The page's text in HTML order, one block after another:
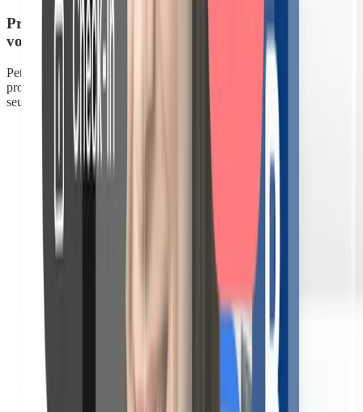
Proposez des services en plus à vos voyageurs depuis
votre livret d'accueil
Petit-déjeuner, location de vélos, ménage en cours de séjour,
proposez des services additionnels à vos voyageurs sans envoyer un
seul message. Ils consultent, décident et paient.